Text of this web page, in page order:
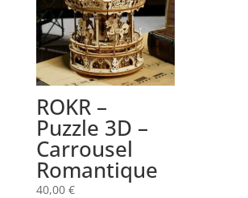
ROKR –
Puzzle 3D –
Carrousel
Romantique
40,00 €